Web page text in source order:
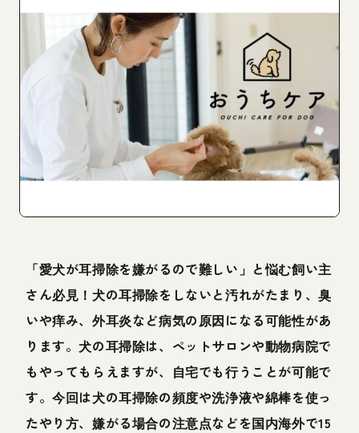
「愛犬が耳掃除を嫌がるので難しい」と悩む飼い主
さん必見！犬の耳掃除をしないと汚れがたまり、臭
いや痒み、外耳炎など病気の原因になる可能性があ
ります。犬の耳掃除は、ペットサロンや動物病院で
もやってもらえますが、自宅でも行うことが可能で
す。今回は犬の耳掃除の頻度や洗浄液や綿棒を使っ
たやり方、嫌がる場合の注意点などを国内海外で15